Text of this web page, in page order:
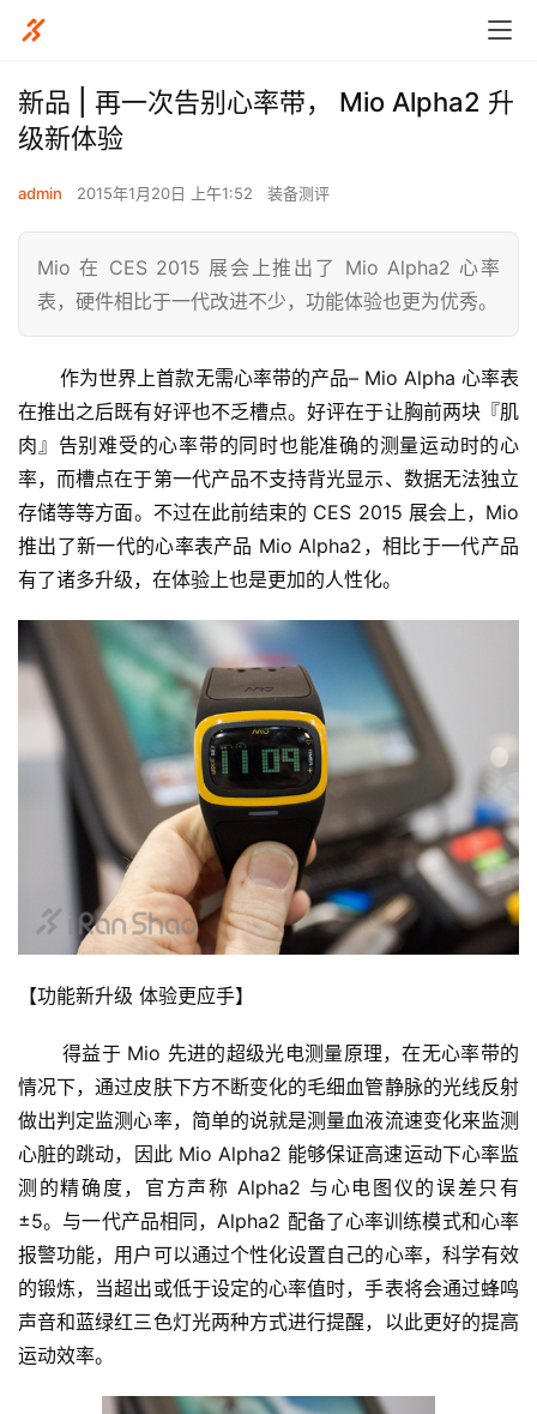
新品 | 再一次告别心率带， Mio Alpha2 升
级新体验
admin 2015年1月20日 上午1:52 装备测评
Mio 在 CES 2015 展会上推出了 Mio Alpha2 心率
表，硬件相比于一代改进不少，功能体验也更为优秀。
作为世界上首款无需心率带的产品– Mio Alpha 心率表
在推出之后既有好评也不乏槽点。好评在于让胸前两块『肌
肉』告别难受的心率带的同时也能准确的测量运动时的心
率，而槽点在于第一代产品不支持背光显示、数据无法独立
存储等等方面。不过在此前结束的 CES 2015 展会上，Mio
推出了新一代的心率表产品 Mio Alpha2，相比于一代产品
有了诸多升级，在体验上也是更加的人性化。
【功能新升级 体验更应手】
得益于 Mio 先进的超级光电测量原理，在无心率带的
情况下，通过皮肤下方不断变化的毛细血管静脉的光线反射
做出判定监测心率，简单的说就是测量血液流速变化来监测
心脏的跳动，因此 Mio Alpha2 能够保证高速运动下心率监
测的精确度，官方声称 Alpha2 与心电图仪的误差只有
±5。与一代产品相同，Alpha2 配备了心率训练模式和心率
报警功能，用户可以通过个性化设置自己的心率，科学有效
的锻炼，当超出或低于设定的心率值时，手表将会通过蜂鸣
声音和蓝绿红三色灯光两种方式进行提醒，以此更好的提高
运动效率。